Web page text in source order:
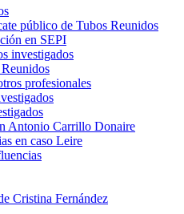
público de Tubos Reunidos
en SEPI
investigados
profesionales
Antonio Carrillo Donaire
en caso Leire
Cristina Fernández